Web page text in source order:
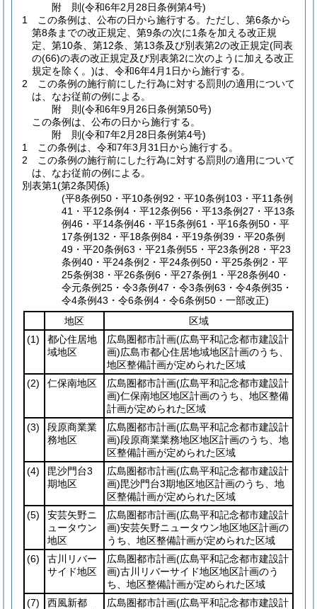
附 則(令和6年2月28日条例第4号)
1
この条例は、公布の日から施行する。 ただし、第6条から
第8条までの改正規定、第9条の次に1条を加える改正規
定、第10条、第12条、第13条及び別表第2の改正規定(同表
の(66)の表の改正規定及び別表第2に次のように加える改正
規定を除く。)は、令和6年4月1日から施行する。
2
この条例の施行前にした行為に対する罰則の適用について
は、なお従前の例による。
附 則(令和6年9月26日条例第50号)
この条例は、公布の日から施行する。
附 則(令和7年2月28日条例第4号)
1
この条例は、令和7年3月31日から施行する。
2
この条例の施行前にした行為に対する罰則の適用について
は、なお従前の例による。
別表第1(第2条関係)
(平8条例50・平10条例92・平10条例103・平11条例
41・平12条例4・平12条例56・平13条例27・平13条
例46・平14条例46・平15条例61・平16条例50・平
17条例132・平18条例84・平19条例39・平20条例
49・平20条例63・平21条例55・平23条例28・平23
条例40・平24条例2・平24条例50・平25条例2・平
25条例38・平26条例6・平27条例1・平28条例40・
令元条例25・令3条例47・令3条例63・令4条例35・
令4条例43・令6条例4・令6条例50・一部改正)
地区
区域
(1)
都心住居地
域地区
広島圏都市計画(広島平和記念都市建設計
画)広島市都心住居地域地区計画のうち、
地区整備計画が定められた区域
(2)
仁保南地区 広島圏都市計画(広島平和記念都市建設計
画)仁保南地区地区計画のうち、地区整備
計画が定められた区域
(3)
段原商業業
務地区
広島圏都市計画(広島平和記念都市建設計
画)段原商業業務地区地区計画のうち、地
区整備計画が定められた区域
(4)
毘沙門台3
期地区
広島圏都市計画(広島平和記念都市建設計
画)毘沙門台3期地区地区計画のうち、地
区整備計画が定められた区域
(5)
安芸矢野ニ
ュータウン
地区
広島圏都市計画(広島平和記念都市建設計
画)安芸矢野ニュータウン地区地区計画の
うち、地区整備計画が定められた区域
(6)
古川リバー
サイド地区
広島圏都市計画(広島平和記念都市建設計
画)古川リバーサイド地区地区計画のう
ち、地区整備計画が定められた区域
(7)
西風新都
広島圏都市計画(広島平和記念都市建設計